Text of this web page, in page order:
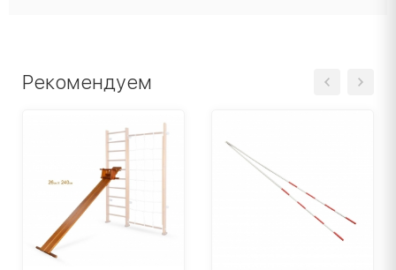
Рекомендуем